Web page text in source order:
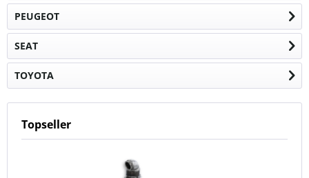
PEUGEOT
SEAT
TOYOTA
Topseller